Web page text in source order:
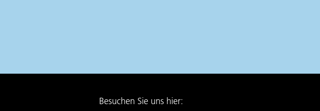
Besuchen Sie uns hier: